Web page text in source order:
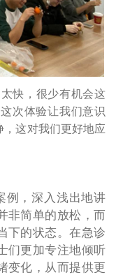
快，很少有机会这
次体验让我们意识
这对我们更好地应
例，深入浅出地讲
非简单的放松，而
下的状态。在急诊
们更加专注地倾听
变化，从而提供更